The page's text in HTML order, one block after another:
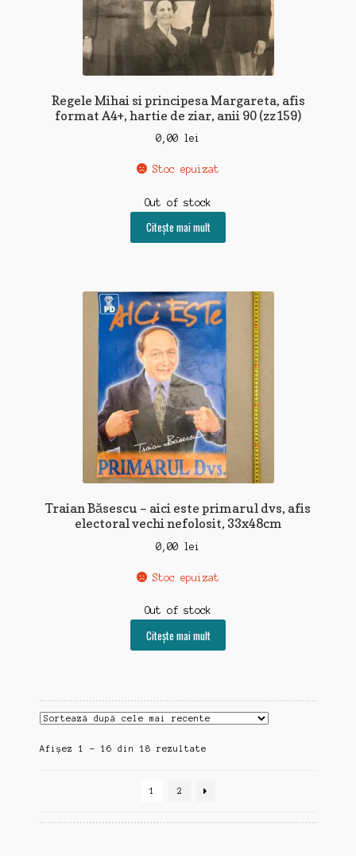
Regele Mihai si principesa Margareta, afis
format A4+, hartie de ziar, anii 90 (zz159)
0,00 lei
Stoc epuizat
Out of stock
Citește mai mult
Traian Băsescu – aici este primarul dvs, afis
electoral vechi nefolosit, 33x48cm
0,00 lei
Stoc epuizat
Out of stock
Citește mai mult
Afișez 1 - 16 din 18 rezultateSortat
mai
1 2